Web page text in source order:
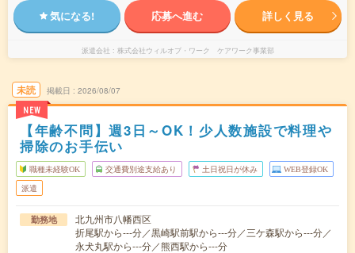
気になる! 応募へ進む 詳しく見る
派遣会社 株式会社ウィルオブ・ワーク ケアワーク事業部
未読
NEW
掲載日 2026/08/07
【年齢不問】週3日～OK！少人数施設で料理や
掃除のお手伝い
職種未経験OK 交通費別途支給あり 土日祝日が休み WEB登録OK
派遣
勤務地
北九州市八幡西区
折尾駅から---分／黒崎駅前駅から---分／三ケ森駅から---分／
永犬丸駅から---分／熊西駅から---分